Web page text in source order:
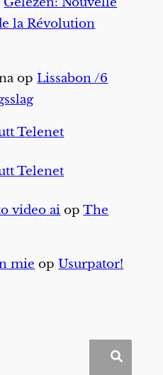
la Révolution
opLissabon /6
Telenet
Telenet
video ai opThe
mie opUsurpator!